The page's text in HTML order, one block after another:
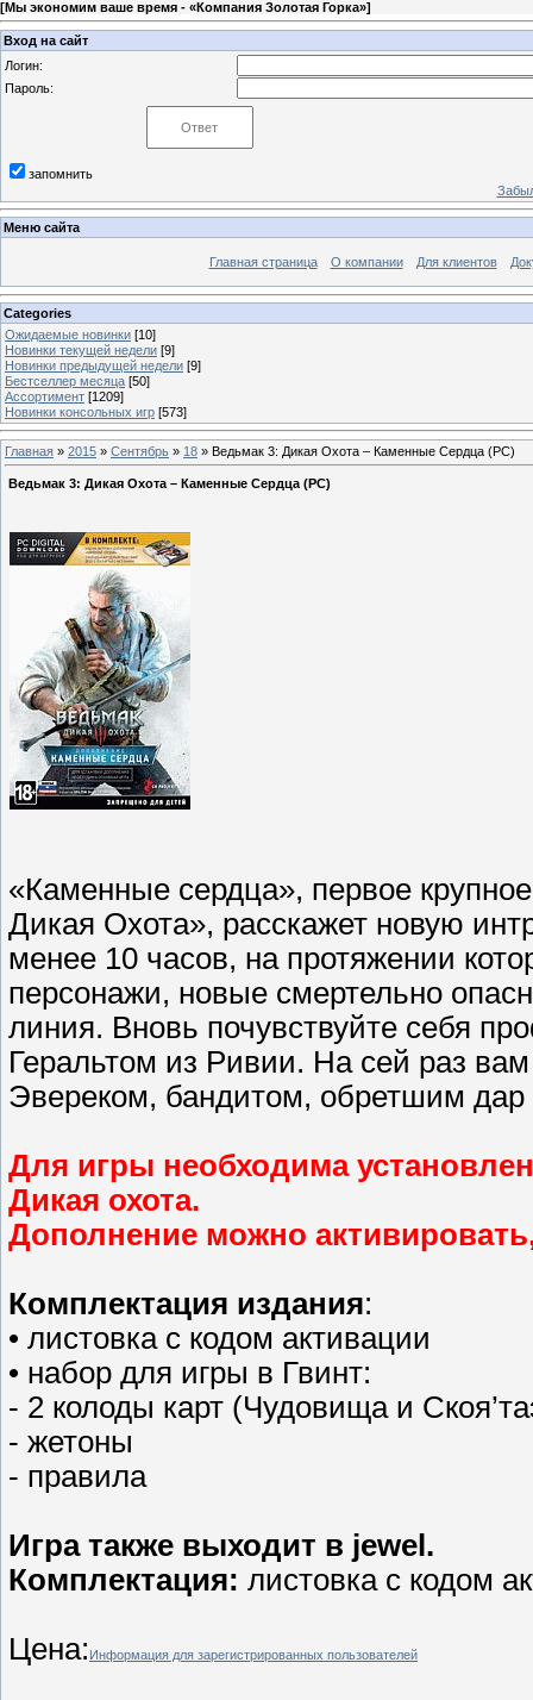
[Мы экономим ваше время - «Компания Золотая Горка»]
Вход на сайт
Логин:
Пароль:
запомнить
Меню сайта
Главная страница О компании Для клиентов
Categories
Ожидаемые новинки [10]
Новинки текущей недели [9]
Новинки предыдущей недели [9]
Бестселлер месяца [50]
Ассортимент [1209]
Новинки консольных игр [573]
Главная » 2015 » Сентябрь » 18 » Ведьмак 3: Дикая Охота – Каменные Сердца (PC)
Ведьмак 3: Дикая Охота – Каменные Сердца (PC)
«Каменные сердца», первое
Дикая Охота», расскажет новую
менее 10 часов, на протяжении
персонажи, новые смертельно
линия. Вновь почувствуйте себя
Геральтом из Ривии. На сей раз
Эвереком, бандитом, обретшим дар
Для игры необходима
Дикая охота.
Дополнение можно
Комплектация издания:
• листовка с кодом активации
• набор для игры в Гвинт:
- 2 колоды карт (Чудовища и
- жетоны
- правила
Игра также выходит в jewel.
Комплектация: листовка с кодом
Цена: Информация для зарегистрированных пользователей